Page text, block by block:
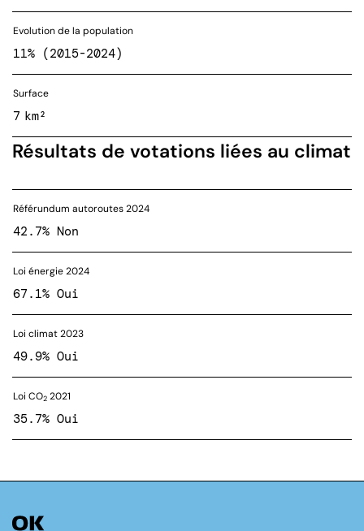
Evolution de la population
11% (2015-2024)
Surface
7 km²
Résultats de votations liées au climat
Référundum autoroutes 2024
42.7% Non
Loi énergie 2024
67.1% Oui
Loi climat 2023
49.9% Oui
Loi CO2 2021
35.7% Oui